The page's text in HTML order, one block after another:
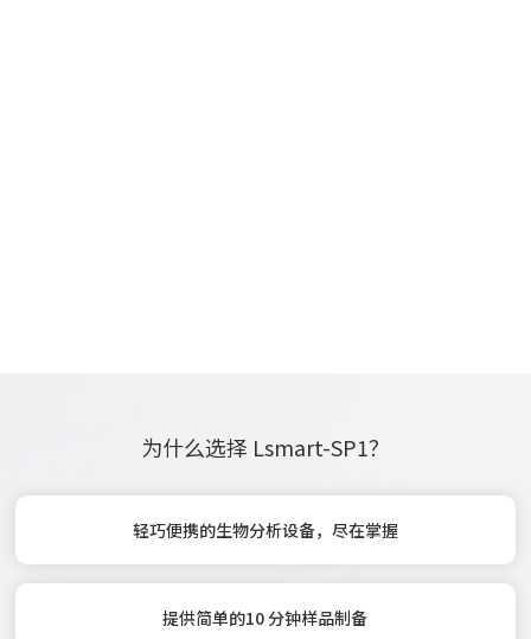
为什么选择 Lsmart-SP1？
轻巧便携的生物分析设备，尽在掌握
提供简单的10 分钟样品制备